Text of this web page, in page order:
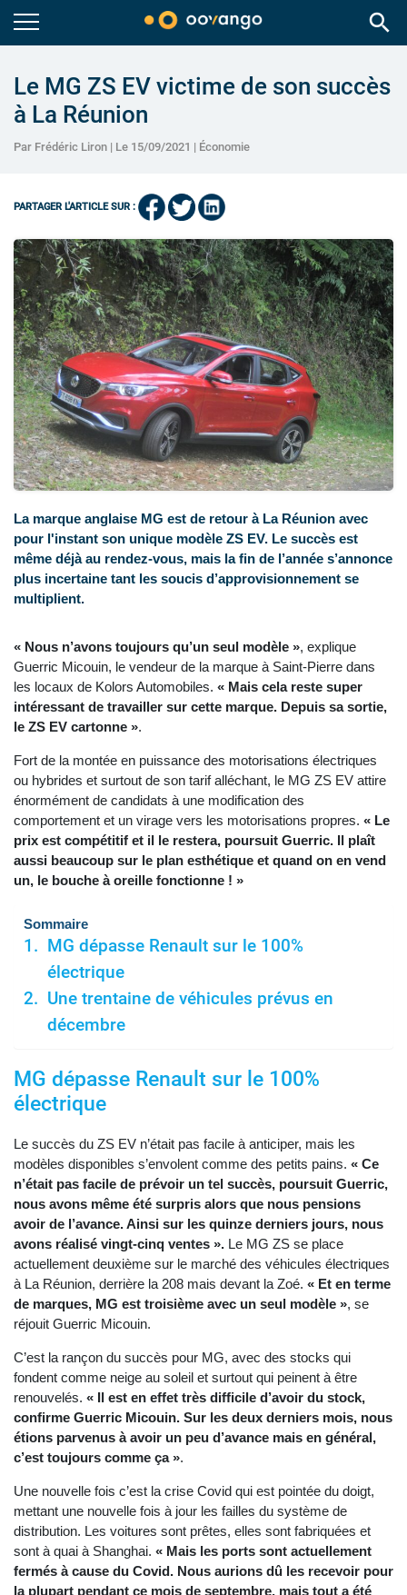
search
Le MG ZS EV victime de son succès
à La Réunion
Par Frédéric Liron | Le 15/09/2021 | Économie
PARTAGER L'ARTICLE SUR :
La marque anglaise MG est de retour à La Réunion avec
pour l'instant son unique modèle ZS EV. Le succès est
même déjà au rendez-vous, mais la fin de l’année s’annonce
plus incertaine tant les soucis d’approvisionnement se
multiplient.
« Nous n’avons toujours qu’un seul modèle », explique
Guerric Micouin, le vendeur de la marque à Saint-Pierre dans
les locaux de Kolors Automobiles. « Mais cela reste super
intéressant de travailler sur cette marque. Depuis sa sortie,
le ZS EV cartonne ».
Fort de la montée en puissance des motorisations électriques
ou hybrides et surtout de son tarif alléchant, le MG ZS EV attire
énormément de candidats à une modification des
comportement et un virage vers les motorisations propres. « Le
prix est compétitif et il le restera, poursuit Guerric. Il plaît
aussi beaucoup sur le plan esthétique et quand on en vend
un, le bouche à oreille fonctionne ! »
Sommaire
MG dépasse Renault sur le 100%
électrique
Une trentaine de véhicules prévus en
décembre
MG dépasse Renault sur le 100%
électrique
Le succès du ZS EV n’était pas facile à anticiper, mais les
modèles disponibles s’envolent comme des petits pains. « Ce
n’était pas facile de prévoir un tel succès, poursuit Guerric,
nous avons même été surpris alors que nous pensions
avoir de l’avance. Ainsi sur les quinze derniers jours, nous
avons réalisé vingt-cinq ventes ». Le MG ZS se place
actuellement deuxième sur le marché des véhicules électriques
à La Réunion, derrière la 208 mais devant la Zoé. « Et en terme
de marques, MG est troisième avec un seul modèle », se
réjouit Guerric Micouin.
C’est la rançon du succès pour MG, avec des stocks qui
fondent comme neige au soleil et surtout qui peinent à être
renouvelés. « Il est en effet très difficile d’avoir du stock,
confirme Guerric Micouin. Sur les deux derniers mois, nous
étions parvenus à avoir un peu d’avance mais en général,
c’est toujours comme ça ».
Une nouvelle fois c’est la crise Covid qui est pointée du doigt,
mettant une nouvelle fois à jour les failles du système de
distribution. Les voitures sont prêtes, elles sont fabriquées et
sont à quai à Shanghai. « Mais les ports sont actuellement
fermés à cause du Covid. Nous aurions dû les recevoir pour
la plupart pendant ce mois de septembre, mais tout a été